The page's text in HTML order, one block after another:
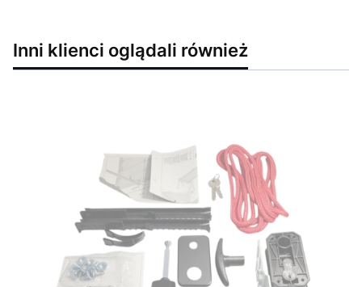
Inni klienci oglądali również